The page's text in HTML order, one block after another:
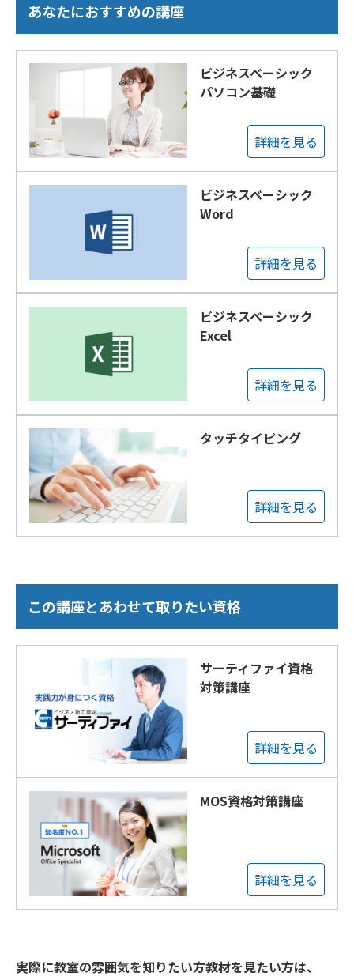
あなたにおすすめの講座
ビジネスベーシック
パソコン基礎
詳細を見る
ビジネスベーシック
Word
詳細を見る
ビジネスベーシック
Excel
詳細を見る
タッチタイピング
詳細を見る
この講座とあわせて取りたい資格
サーティファイ資格
対策講座
詳細を見る
MOS資格対策講座
詳細を見る
実際に教室の雰囲気を知りたい方教材を見たい方は、